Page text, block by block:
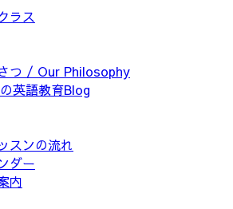
ラス
つ / Our Philosophy
英語教育Blog
スンの流れ
ダー
内